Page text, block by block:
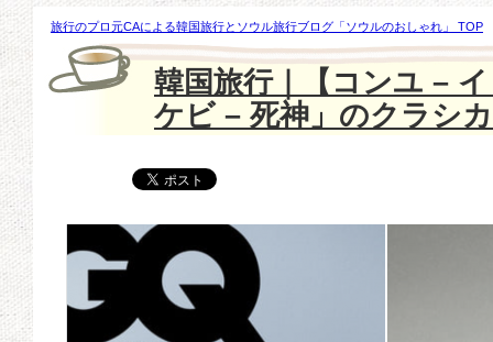
旅行のプロ元CAによる韓国旅行とソウル旅行ブログ「ソウルのおしゃれ」 TOP
【コンユ – イ・ドンウク】「トッケビ – 死神」のクラシカルな秋の装い♪
韓国旅行｜【コンユ –
ケビ – 死神」のクラシ